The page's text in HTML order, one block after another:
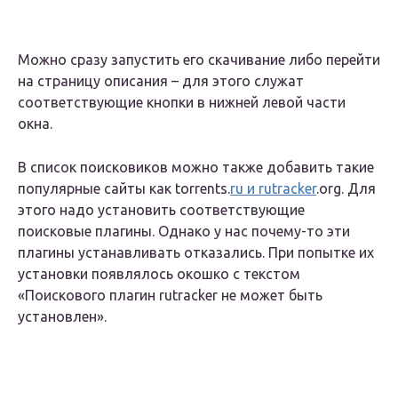
Можно сразу запустить его скачивание либо перейти
на страницу описания – для этого служат
соответствующие кнопки в нижней левой части
окна.
В список поисковиков можно также добавить такие
популярные сайты как torrents.ru и rutracker.org. Для
этого надо установить соответствующие
поисковые плагины. Однако у нас почему-то эти
плагины устанавливать отказались. При попытке их
установки появлялось окошко с текстом
«Поискового плагин rutracker не может быть
установлен».